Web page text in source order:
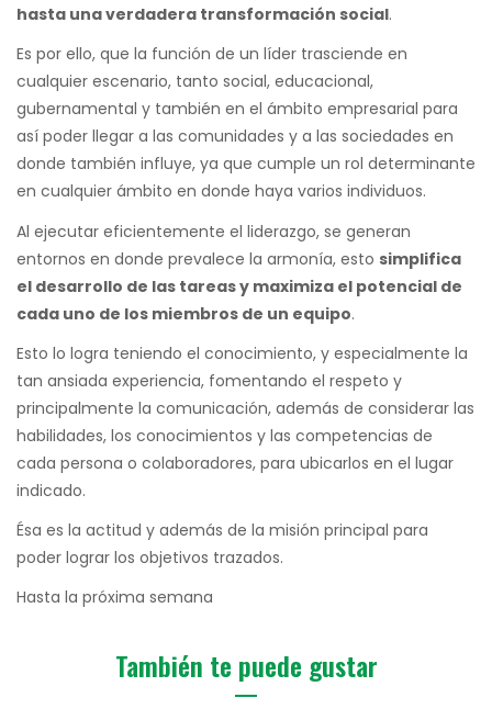
hasta una verdadera transformación social.
Es por ello, que la función de un líder trasciende en
cualquier escenario, tanto social, educacional,
gubernamental y también en el ámbito empresarial para
así poder llegar a las comunidades y a las sociedades en
donde también influye, ya que cumple un rol determinante
en cualquier ámbito en donde haya varios individuos.
Al ejecutar eficientemente el liderazgo, se generan
entornos en donde prevalece la armonía, esto simplifica
el desarrollo de las tareas y maximiza el potencial de
cada uno de los miembros de un equipo.
Esto lo logra teniendo el conocimiento, y especialmente la
tan ansiada experiencia, fomentando el respeto y
principalmente la comunicación, además de considerar las
habilidades, los conocimientos y las competencias de
cada persona o colaboradores, para ubicarlos en el lugar
indicado.
Ésa es la actitud y además de la misión principal para
poder lograr los objetivos trazados.
Hasta la próxima semana
También te puede gustar